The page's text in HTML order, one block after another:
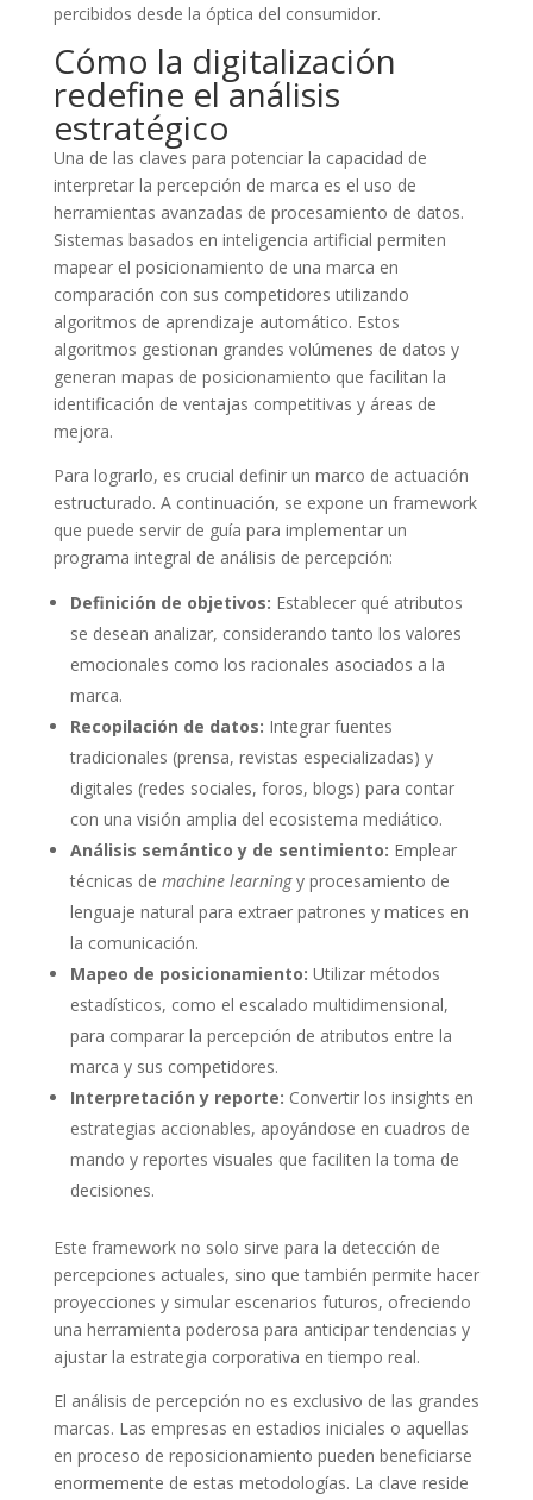
percibidos desde la óptica del consumidor.
Cómo la digitalización
redefine el análisis
estratégico
Una de las claves para potenciar la capacidad de
interpretar la percepción de marca es el uso de
herramientas avanzadas de procesamiento de datos.
Sistemas basados en inteligencia artificial permiten
mapear el posicionamiento de una marca en
comparación con sus competidores utilizando
algoritmos de aprendizaje automático. Estos
algoritmos gestionan grandes volúmenes de datos y
generan mapas de posicionamiento que facilitan la
identificación de ventajas competitivas y áreas de
mejora.
Para lograrlo, es crucial definir un marco de actuación
estructurado. A continuación, se expone un framework
que puede servir de guía para implementar un
programa integral de análisis de percepción:
Definición de objetivos: Establecer qué atributos
se desean analizar, considerando tanto los valores
emocionales como los racionales asociados a la
marca.
Recopilación de datos: Integrar fuentes
tradicionales (prensa, revistas especializadas) y
digitales (redes sociales, foros, blogs) para contar
con una visión amplia del ecosistema mediático.
Análisis semántico y de sentimiento: Emplear
técnicas de machine learningy procesamiento de
lenguaje natural para extraer patrones y matices en
la comunicación.
Mapeo de posicionamiento: Utilizar métodos
estadísticos, como el escalado multidimensional,
para comparar la percepción de atributos entre la
marca y sus competidores.
Interpretación y reporte: Convertir los insights en
estrategias accionables, apoyándose en cuadros de
mando y reportes visuales que faciliten la toma de
decisiones.
Este framework no solo sirve para la detección de
percepciones actuales, sino que también permite hacer
proyecciones y simular escenarios futuros, ofreciendo
una herramienta poderosa para anticipar tendencias y
ajustar la estrategia corporativa en tiempo real.
El análisis de percepción no es exclusivo de las grandes
marcas. Las empresas en estadios iniciales o aquellas
en proceso de reposicionamiento pueden beneficiarse
enormemente de estas metodologías. La clave reside